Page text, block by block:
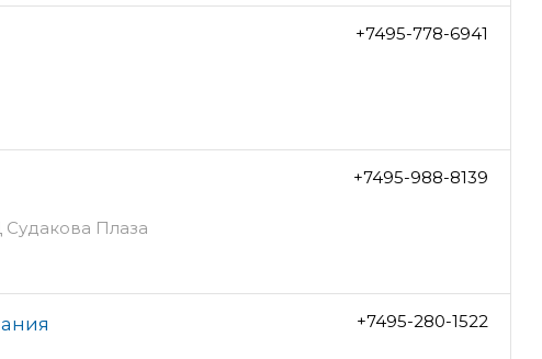
+7495-778-6941
Судакова Плаза
+7495-988-8139
+7495-280-1522